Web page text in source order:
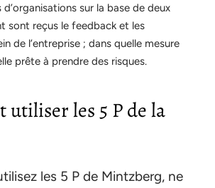
sur la base de deux
sont reçus le feedback et les
de l’entreprise ; dans quelle mesure
prête à prendre des risques.
utiliser les 5 P de la
les 5 P de Mintzberg, ne